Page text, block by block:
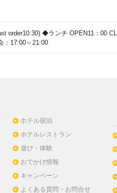
order10:30) ◆ランチ OPEN11：00
：17:00～21:00
ホテル宿泊
ホテルレストラン
遊び・体験
おでかけ情報
キャンペーン
よくある質問・お問合せ